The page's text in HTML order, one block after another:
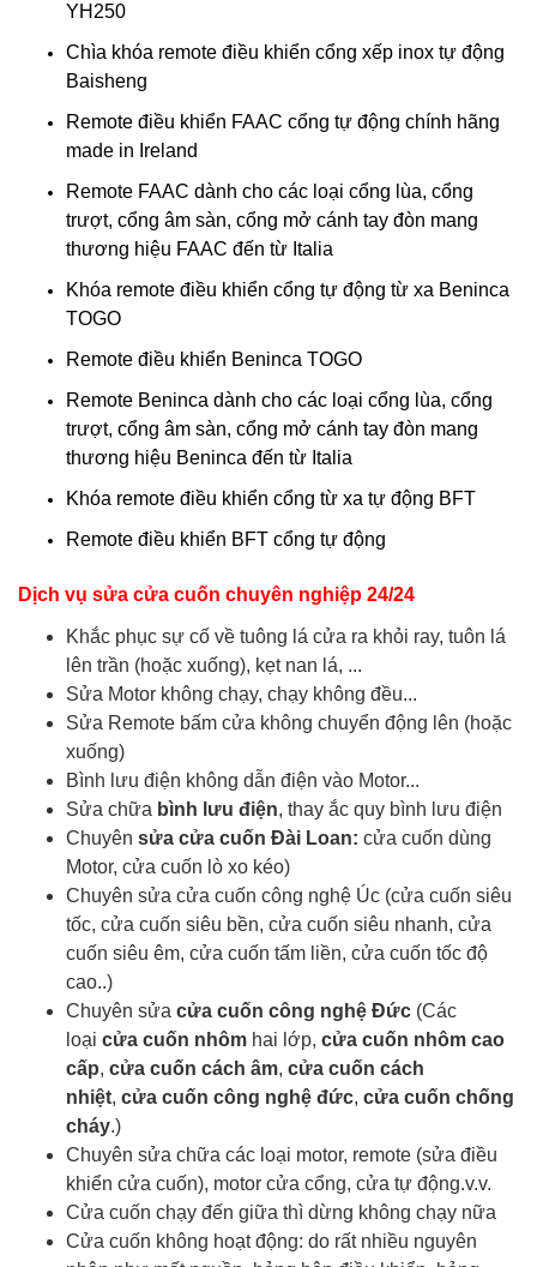
YH250
Chìa khóa remote điều khiển cổng xếp inox tự động
Baisheng
Remote điều khiển FAAC cổng tự động chính hãng
made in Ireland
Remote FAAC dành cho các loại cổng lùa, cổng
trượt, cổng âm sàn, cổng mở cánh tay đòn mang
thương hiệu FAAC đến từ Italia
Khóa remote điều khiển cổng tự động từ xa Beninca
TOGO
Remote điều khiển Beninca TOGO
Remote Beninca dành cho các loại cổng lùa, cổng
trượt, cổng âm sàn, cổng mở cánh tay đòn mang
thương hiệu Beninca đến từ Italia
Khóa remote điều khiển cổng từ xa tự động BFT
Remote điều khiển BFT cổng tự động
Dịch vụ sửa cửa cuốn chuyên nghiệp 24/24
Khắc phục sự cố về tuông lá cửa ra khỏi ray, tuôn lá
lên trần (hoặc xuống), kẹt nan lá, ...
Sửa Motor không chạy, chạy không đều...
Sửa Remote bấm cửa không chuyển động lên (hoặc
xuống)
Bình lưu điện không dẫn điện vào Motor...
Sửa chữa bình lưu điện, thay ắc quy bình lưu điện
Chuyên sửa cửa cuốn Đài Loan: cửa cuốn dùng
Motor, cửa cuốn lò xo kéo)
Chuyên sửa cửa cuốn công nghệ Úc (cửa cuốn siêu
tốc, cửa cuốn siêu bền, cửa cuốn siêu nhanh, cửa
cuốn siêu êm, cửa cuốn tấm liền, cửa cuốn tốc độ
cao..)
Chuyên sửa cửa cuốn công nghệ Đức (Các
loại cửa cuốn nhôm hai lớp, cửa cuốn nhôm cao
cấp, cửa cuốn cách âm, cửa cuốn cách
nhiệt, cửa cuốn công nghệ đức, cửa cuốn chống
cháy.)
Chuyên sửa chữa các loại motor, remote (sửa điều
khiển cửa cuốn), motor cửa cổng, cửa tự động.v.v.
Cửa cuốn chạy đến giữa thì dừng không chạy nữa
Cửa cuốn không hoạt động: do rất nhiều nguyên